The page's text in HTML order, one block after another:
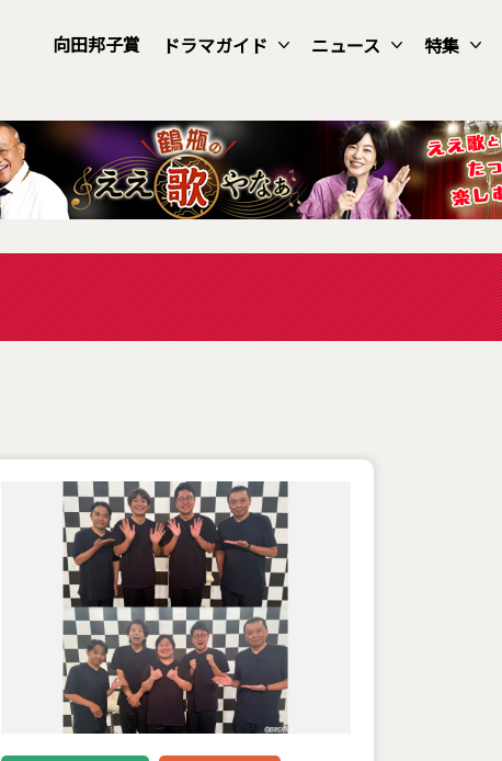
向田邦子賞 ドラマガイド ニュース 特集